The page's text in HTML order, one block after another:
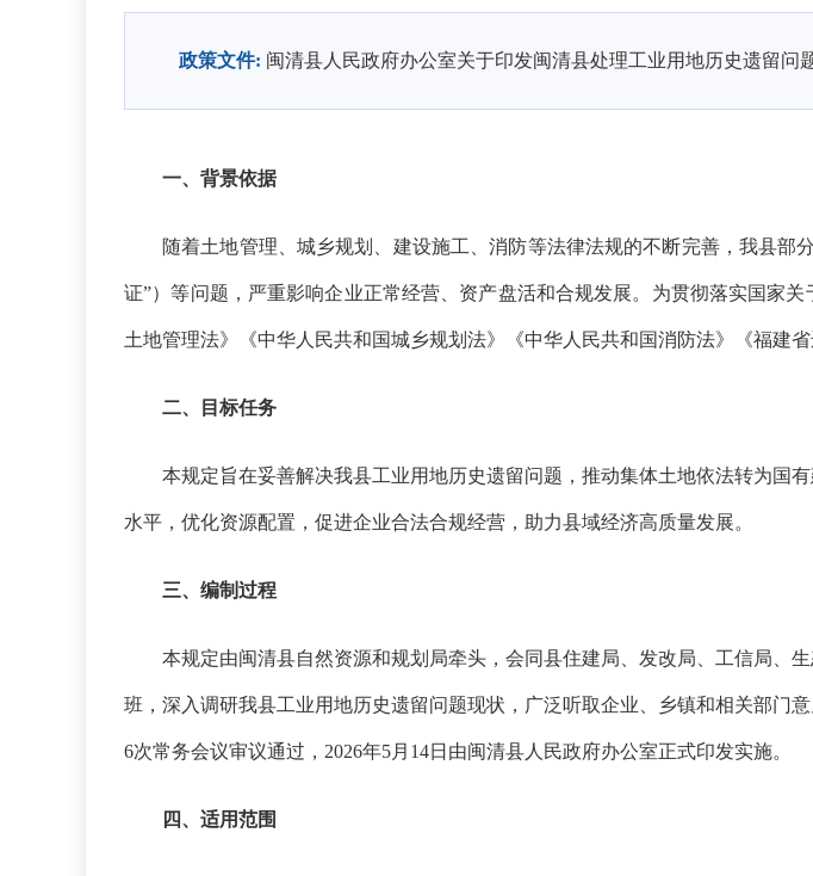
政策文件: 闽清县人民政府办公室关于印发闽清县处理工业用地历史遗留问
一、背景依据
随着土地管理、城乡规划、建设施工、消防等法律法规的不断完善，我县
证”）等问题，严重影响企业正常经营、资产盘活和合规发展。为贯彻落实国家
土地管理法》《中华人民共和国城乡规划法》《中华人民共和国消防法》《福建
二、目标任务
本规定旨在妥善解决我县工业用地历史遗留问题，推动集体土地依法转为国
水平，优化资源配置，促进企业合法合规经营，助力县域经济高质量发展。
三、编制过程
本规定由闽清县自然资源和规划局牵头，会同县住建局、发改局、工信局、
班，深入调研我县工业用地历史遗留问题现状，广泛听取企业、乡镇和相关部门
6次常务会议审议通过，2026年5月14日由闽清县人民政府办公室正式印发实施。
四、适用范围